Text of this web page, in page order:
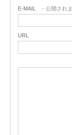
E-MAIL - 公開され
URL